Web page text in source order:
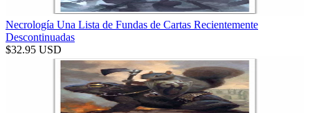
Necrología Una Lista de Fundas de Cartas Recientemente
Descontinuadas
$32.95 USD